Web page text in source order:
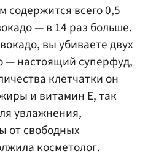
содержится всего 0,5
— в 14 раз больше.
вы убиваете двух
— настоящий суперфуд,
клетчатки он
и витамин Е, так
увлажнения,
от свободных
косметолог.